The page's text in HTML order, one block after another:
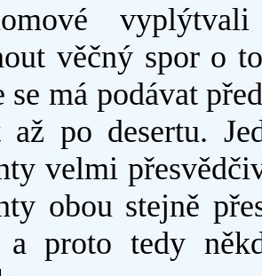
věčný spor o
se má podávat
až po desertu.
velmi
obou stejně
a proto tedy